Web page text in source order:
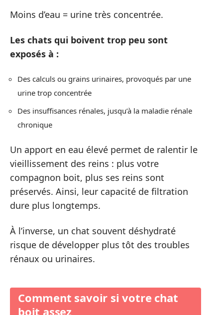
Moins d’eau = urine très concentrée.
Les chats qui boivent trop peu sont
exposés à :
Des calculs ou grains urinaires, provoqués par une
urine trop concentrée
Des insuffisances rénales, jusqu’à la maladie rénale
chronique
Un apport en eau élevé permet de ralentir le
vieillissement des reins : plus votre
compagnon boit, plus ses reins sont
préservés. Ainsi, leur capacité de filtration
dure plus longtemps.
À l’inverse, un chat souvent déshydraté
risque de développer plus tôt des troubles
rénaux ou urinaires.
Comment savoir si votre chat
boit assez